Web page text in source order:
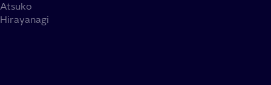
Atsuko
Hirayanagi